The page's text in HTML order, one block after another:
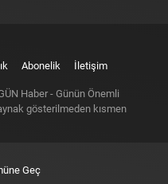
Abonelik İletişim
Haber - Günün Önemli
gösterilmeden kısmen
Geç